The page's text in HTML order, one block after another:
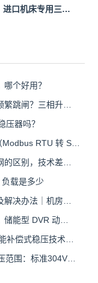
进口机床专用三…
个好用？
繁跳闸？三相升…
压器吗？
RTU 转 S…
的区别，技术差…
载是多少
解决办法｜机房…
储能型 DVR 动…
补偿式稳压技术…
范围：标准304V…